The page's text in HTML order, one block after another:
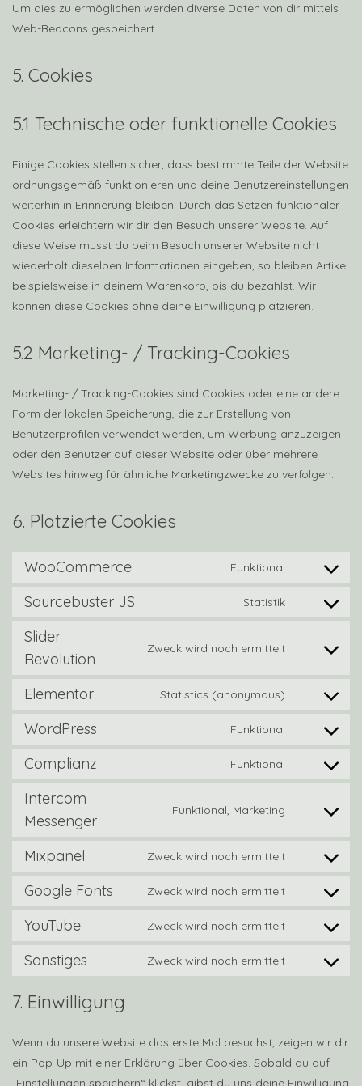
Um dies zu ermöglichen werden diverse Daten von dir mittels
Web-Beacons gespeichert.
5. Cookies
5.1 Technische oder funktionelle Cookies
Einige Cookies stellen sicher, dass bestimmte Teile der Website
ordnungsgemäß funktionieren und deine Benutzereinstellungen
weiterhin in Erinnerung bleiben. Durch das Setzen funktionaler
Cookies erleichtern wir dir den Besuch unserer Website. Auf
diese Weise musst du beim Besuch unserer Website nicht
wiederholt dieselben Informationen eingeben, so bleiben Artikel
beispielsweise in deinem Warenkorb, bis du bezahlst. Wir
können diese Cookies ohne deine Einwilligung platzieren.
5.2 Marketing- / Tracking-Cookies
Marketing- / Tracking-Cookies sind Cookies oder eine andere
Form der lokalen Speicherung, die zur Erstellung von
Benutzerprofilen verwendet werden, um Werbung anzuzeigen
oder den Benutzer auf dieser Website oder über mehrere
Websites hinweg für ähnliche Marketingzwecke zu verfolgen.
6. Platzierte Cookies
WooCommerce Funktional
Consent
Sourcebuster JS Statistik
Consent
service
Slider
Revolution
Zweck wird noch ermittelt
Consent
service
Elementor Statistics (anonymous)
Consent
elementor
WordPress Funktional
Consent
Complianz Funktional
Consent
service
Intercom
Messenger
Funktional, Marketing
Consent
service
Mixpanel Zweck wird noch ermittelt
Consent
mixpanel
Google Fonts Zweck wird noch ermittelt
Consent
google-
YouTube Zweck wird noch ermittelt
Consent
Sonstiges Zweck wird noch ermittelt
Consent
7. Einwilligung
Wenn du unsere Website das erste Mal besuchst, zeigen wir dir
ein Pop-Up mit einer Erklärung über Cookies. Sobald du auf
„Einstellungen speichern“ klickst, gibst du uns deine Einwilligung